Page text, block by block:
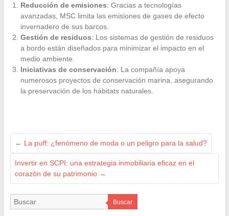
Reducción de emisiones: Gracias a tecnologías
avanzadas, MSC limita las emisiones de gases de efecto
invernadero de sus barcos.
Gestión de residuos: Los sistemas de gestión de residuos
a bordo están diseñados para minimizar el impacto en el
medio ambiente.
Iniciativas de conservación: La compañía apoya
numerosos proyectos de conservación marina, asegurando
la preservación de los hábitats naturales.
← La puff: ¿fenómeno de moda o un peligro para la salud?
Invertir en SCPI: una estrategia inmobiliaria eficaz en el
corazón de su patrimonio →
Buscar